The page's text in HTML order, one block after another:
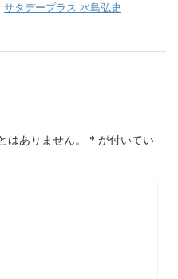
サタデープラス 水島弘史
はありません。 * が付いてい